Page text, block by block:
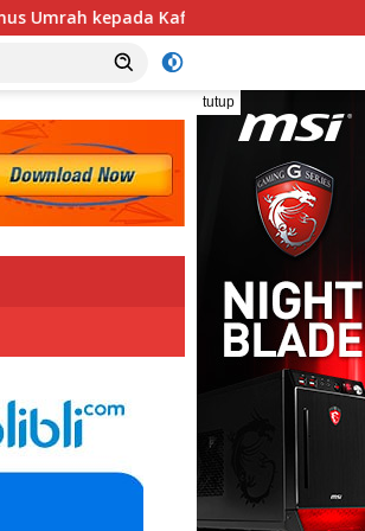
Pidie Naik ke Peringkat IV Aceh
tutup